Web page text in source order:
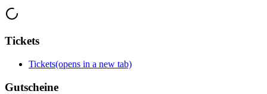
Tickets
Tickets(opens in a new tab)
Gutscheine